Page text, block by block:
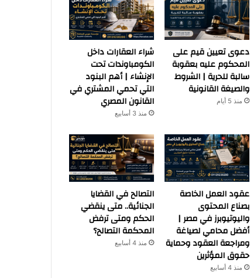
دعوى تعيين قيم على
المحكوم عليه بعقوبة
سالبة للحرية | الشروط
والصيغة القانونية
منذ 5 أيام
شراء العقارات داخل
الكومباوندات تحت
الإنشاء | أهم البنود
التي تحمي المشتري في
القانون المصري
منذ 3 أسابيع
عقود العمل الخاصة
بصناع المحتوى
واليوتيوبرز في مصر |
أفضل محامي لصياغة
ومراجعة العقود وحماية
حقوق المؤثرين
منذ 4 أسابيع
التصالح في القضايا
الجنائية.. متى ينقضي
الحكم ومتى ترفض
المحكمة التصالح؟
منذ 4 أسابيع